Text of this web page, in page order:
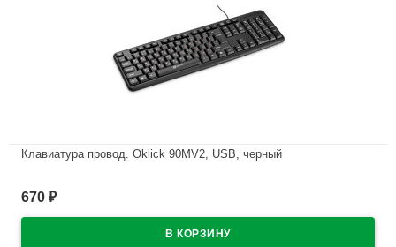
Клавиатура провод. Oklick 90MV2, USB, черный
670 ₽